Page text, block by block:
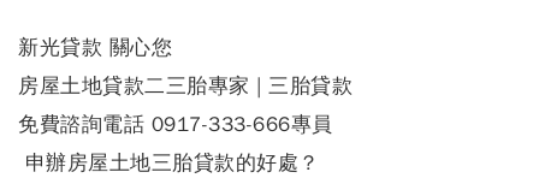
新光貸款 關心您
房屋土地貸款二三胎專家 | 三胎貸款
免費諮詢電話 0917-333-666專員
申辦房屋土地三胎貸款的好處？